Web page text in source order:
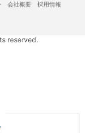
会社概要
採用情報
reserved.